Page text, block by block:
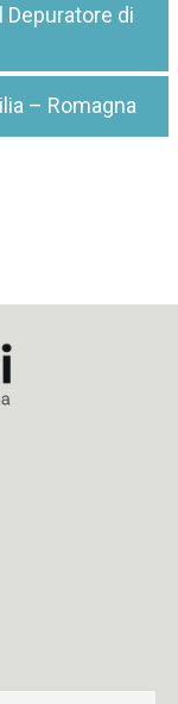
Depuratore di
– Romagna